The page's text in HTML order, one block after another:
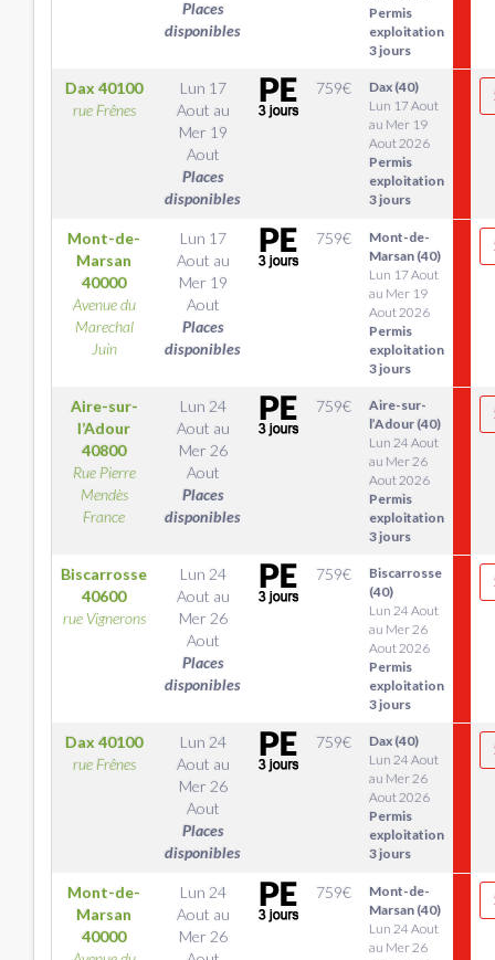
Places
disponibles
Permis
exploitation
3 jours
Dax 40100
rue Frênes
Lun 17
Aout au
Mer 19
Aout
Places
disponibles
759€
Dax (40)
Lun 17 Aout
au Mer 19
Aout 2026
Permis
exploitation
3 jours
Mont-de-
Marsan
40000
Avenue du
Marechal
Juin
Lun 17
Aout au
Mer 19
Aout
Places
disponibles
759€
Mont-de-
Marsan (40)
Lun 17 Aout
au Mer 19
Aout 2026
Permis
exploitation
3 jours
Aire-sur-
l’Adour
40800
Rue Pierre
Mendès
France
Lun 24
Aout au
Mer 26
Aout
Places
disponibles
759€
Aire-sur-
l’Adour (40)
Lun 24 Aout
au Mer 26
Aout 2026
Permis
exploitation
3 jours
Biscarrosse
40600
rue Vignerons
Lun 24
Aout au
Mer 26
Aout
Places
disponibles
759€
Biscarrosse
(40)
Lun 24 Aout
au Mer 26
Aout 2026
Permis
exploitation
3 jours
Dax 40100
rue Frênes
Lun 24
Aout au
Mer 26
Aout
Places
disponibles
759€
Dax (40)
Lun 24 Aout
au Mer 26
Aout 2026
Permis
exploitation
3 jours
Mont-de-
Marsan
40000
Lun 24
Aout au
Mer 26
759€
Mont-de-
Marsan (40)
Lun 24 Aout
au Mer 26